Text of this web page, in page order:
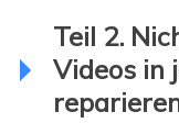
Teil 2.
Videos in